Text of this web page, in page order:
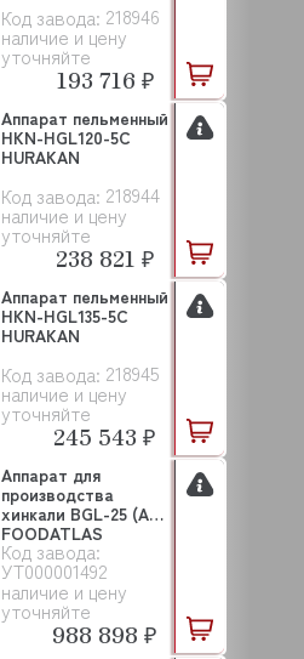
Код завода: 218946
наличие и цену
уточняйте
193 716 ₽
Код завода: 218944
наличие и цену
уточняйте
Аппарат пельменный
HKN-HGL120-5C
HURAKAN
238 821 ₽
Код завода: 218945
наличие и цену
уточняйте
Аппарат пельменный
HKN-HGL135-5C
HURAKAN
245 543 ₽
Код завода:
УТ000001492
наличие и цену
уточняйте
Аппарат для
производства
хинкали BGL-25 (AR)
FOODATLAS
988 898 ₽